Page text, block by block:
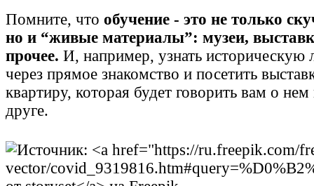
Помните, что обучение - это не только
но и “живые материалы”: музеи,
прочее. И, например, узнать историческую
через прямое знакомство и посетить
квартиру, которая будет говорить вам о
друге.